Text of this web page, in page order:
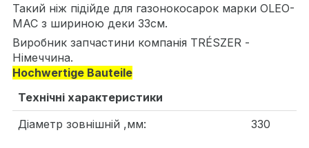
Такий ніж підійде для газонокосарок марки OLEO-
MAC з шириною деки 33см.
Виробник запчастини компанія TRÉSZER -
Німеччина.
Hochwertige Bauteile
Технічні характеристики
Діаметр зовнішній ,мм:
330